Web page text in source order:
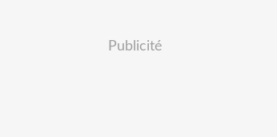
Publicité